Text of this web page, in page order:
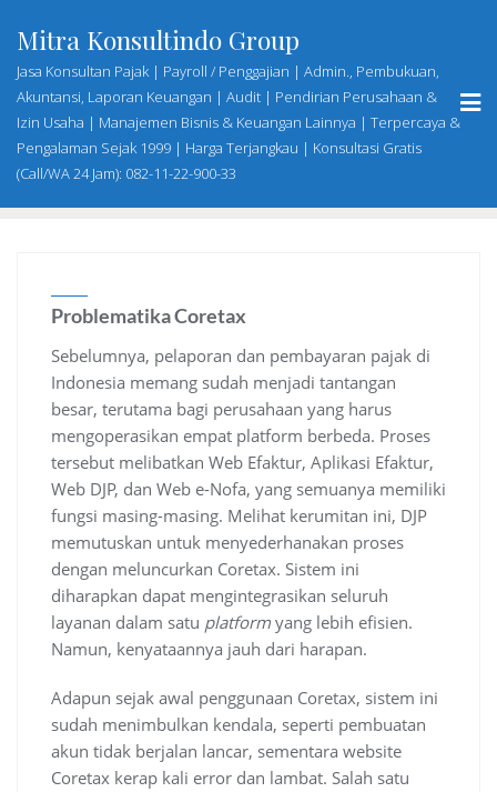
content
Mitra Konsultindo Group
Jasa Konsultan Pajak | Payroll / Penggajian | Admin., Pembukuan,
Akuntansi, Laporan Keuangan | Audit | Pendirian Perusahaan &
Izin Usaha | Manajemen Bisnis & Keuangan Lainnya | Terpercaya &
Pengalaman Sejak 1999 | Harga Terjangkau | Konsultasi Gratis
(Call/WA 24 Jam): 082-11-22-900-33
Problematika Coretax
Sebelumnya, pelaporan dan pembayaran pajak di
Indonesia memang sudah menjadi tantangan
besar, terutama bagi perusahaan yang harus
mengoperasikan empat platform berbeda. Proses
tersebut melibatkan Web Efaktur, Aplikasi Efaktur,
Web DJP, dan Web e-Nofa, yang semuanya memiliki
fungsi masing-masing. Melihat kerumitan ini, DJP
memutuskan untuk menyederhanakan proses
dengan meluncurkan Coretax. Sistem ini
diharapkan dapat mengintegrasikan seluruh
layanan dalam satu platformyang lebih efisien.
Namun, kenyataannya jauh dari harapan.
Adapun sejak awal penggunaan Coretax, sistem ini
sudah menimbulkan kendala, seperti pembuatan
akun tidak berjalan lancar, sementara website
Coretax kerap kali error dan lambat. Salah satu